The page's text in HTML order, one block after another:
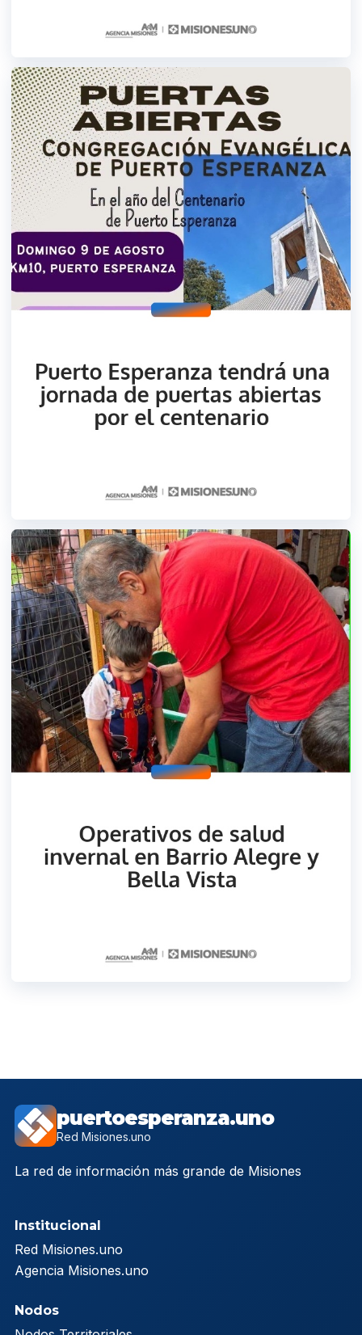
puertoesperanza.uno
Red Misiones.uno
La red de información más grande de Misiones
Institucional
Red Misiones.uno
Agencia Misiones.uno
Nodos